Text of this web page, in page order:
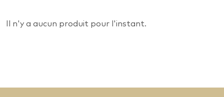
Il n'y a aucun produit pour l'instant.